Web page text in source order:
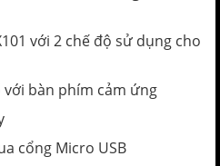
với 2 chế độ sử dụng cho
với bàn phím cảm ứng
cổng Micro USB